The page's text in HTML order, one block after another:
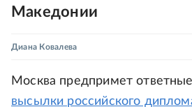
Македонии
Диана Ковалева
Москва предпримет
высылки российского